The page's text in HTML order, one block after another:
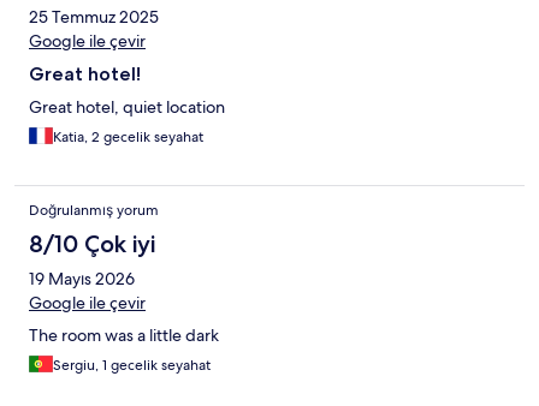
25 Temmuz 2025
Google ile çevir
Great hotel!
Great hotel, quiet location
Katia, 2 gecelik seyahat
Doğrulanmış yorum
8/10 Çok iyi
19 Mayıs 2026
Google ile çevir
The room was a little dark
Sergiu, 1 gecelik seyahat